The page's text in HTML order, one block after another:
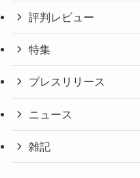
評判レビュー
特集
プレスリリース
ニュース
雑記